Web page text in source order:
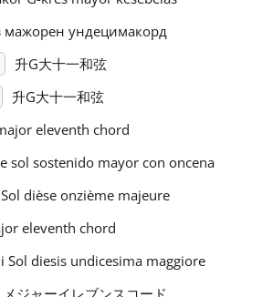
мажорен ундецимакорд
升G大十一和弦
升G大十一和弦
eleventh chord
sol sostenido mayor con oncena
dièse onzième majeure
eleventh chord
Sol diesis undicesima maggiore